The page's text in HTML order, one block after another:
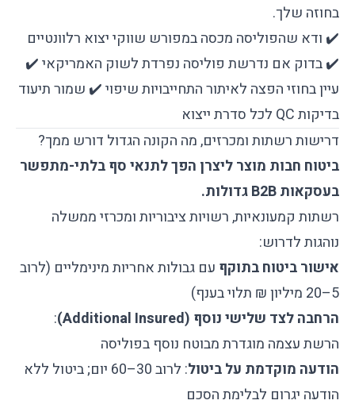
בחוזה שלך.
✔️ ודא שהפוליסה מכסה במפורש שווקי יצוא רלוונטיים
✔️ בדוק אם נדרשת פוליסה נפרדת לשוק האמריקאי ✔️
עיין בחוזי הפצה לאיתור התחייבויות שיפוי ✔️ שמור תיעוד
בדיקות QC לכל סדרת ייצוא
דרישות רשתות ומכרזים, מה הקונה הגדול דורש ממך?
ביטוח חבות מוצר ליצרן הפך לתנאי סף בלתי-מתפשר
בעסקאות B2B גדולות.
רשתות קמעונאיות, רשויות ציבוריות ומכרזי ממשלה
נוהגות לדרוש:
אישור ביטוח בתוקף עם גבולות אחריות מינימליים (לרוב
5–20 מיליון ₪ תלוי בענף)
הרחבה לצד שלישי נוסף (Additional Insured)
:
הרשת עצמה מוגדרת מבוטח נוסף בפוליסה
הודעה מוקדמת על ביטול
: לרוב 30–60 יום; ביטול ללא
הודעה יגרום לבלימת הסכם